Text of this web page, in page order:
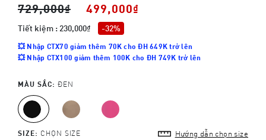
729,000₫ 499,000₫
Tiết kiệm : 230,000₫ -32%
💥 Nhập CTX70 giảm thêm 70K cho ĐH 649K trở lên
💥 Nhập CTX100 giảm thêm 100K cho ĐH 749K trở lên
MÀU SẮC: ĐEN
SIZE: CHỌN SIZE Hướng dẫn chọn size